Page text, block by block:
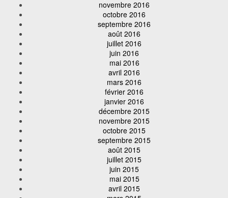
novembre 2016
octobre 2016
septembre 2016
août 2016
juillet 2016
juin 2016
mai 2016
avril 2016
mars 2016
février 2016
janvier 2016
décembre 2015
novembre 2015
octobre 2015
septembre 2015
août 2015
juillet 2015
juin 2015
mai 2015
avril 2015